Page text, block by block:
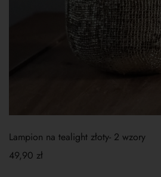
Lampion na tealight złoty- 2 wzory
49,90 zł